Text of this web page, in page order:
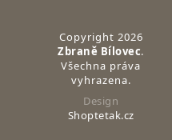
Copyright 2026
Zbraně Bílovec.
Všechna práva
vyhrazena.
Design
Shoptetak.cz